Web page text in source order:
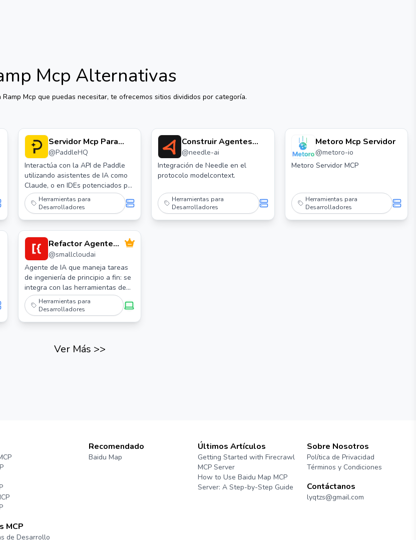
Mcp Alternativas
Ramp Mcp que puedas necesitar, te ofrecemos sitios divididos por categoría.
Servidor Mcp Para
Facturación Paddle
@PaddleHQ
Interactúa con la API de Paddle
utilizando asistentes de IA como
Claude, o en IDEs potenciados por
IA como Cursor. Gestiona el
catálogo de productos, la
facturación y suscripciones, y los
Herramientas para
Desarrolladores
Construir Agentes
Con Needle Mcp
Server
@needle-ai
Integración de Needle en el
protocolo modelcontext.
Herramientas para
Desarrolladores
Metoro Mcp Servidor
@metoro-io
Metoro Servidor MCP
Herramientas para
Desarrolladores
Refactor Agente
de Desarrollo de
Software de IA de
Código Abierto
@smallcloudai
Agente de IA que maneja tareas
de ingeniería de principio a fin: se
integra con las herramientas de
los desarrolladores, planifica,
ejecuta e itera hasta lograr un
resultado exitoso.
Herramientas para
Desarrolladores
Ver Más >>
MCP
de Desarrollo
Recomendado
Baidu Map
Últimos Artículos
Getting Started with Firecrawl
MCP Server
How to Use Baidu Map MCP
Server: A Step-by-Step Guide
Sobre Nosotros
Política de Privacidad
Términos y Condiciones
Contáctanos
lyqtzs@gmail.com